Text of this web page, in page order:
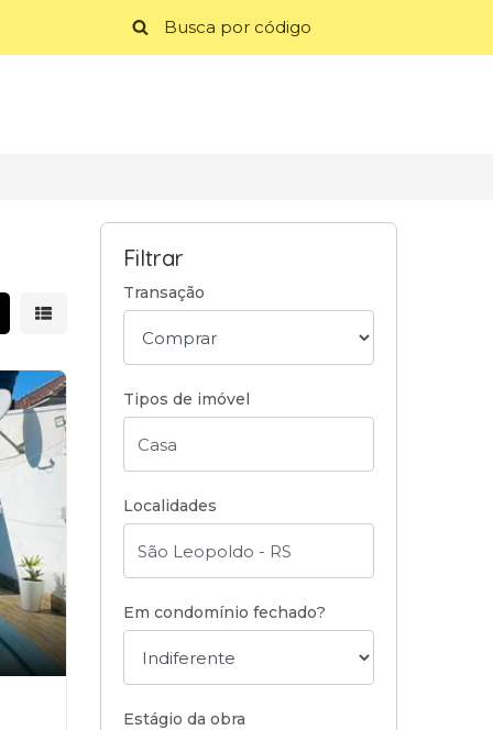
resultados em grade
Mostrar resultados em lista
Filtrar
Transação
Tipos de imóvel
Localidades
Em condomínio fechado?
Estágio da obra